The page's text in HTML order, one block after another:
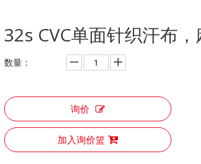
32s CVC单面针织汗布
数量：
询价
加入询价篮